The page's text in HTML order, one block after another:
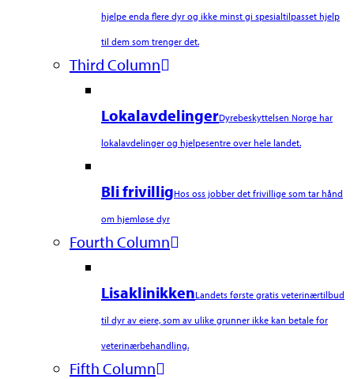
hjelpe enda flere dyr og ikke minst gi spesialtilpasset hjelp
til dem som trenger det.
Third Column
LokalavdelingerDyrebeskyttelsen Norge har
lokalavdelinger og hjelpesentre over hele landet.
Bli frivilligHos oss jobber det frivillige som tar hånd
om hjemløse dyr
Fourth Column
LisaklinikkenLandets første gratis veterinærtilbud
til dyr av eiere, som av ulike grunner ikke kan betale for
veterinærbehandling.
Fifth Column